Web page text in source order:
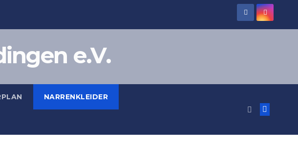
e.V.
NARRENKLEIDER